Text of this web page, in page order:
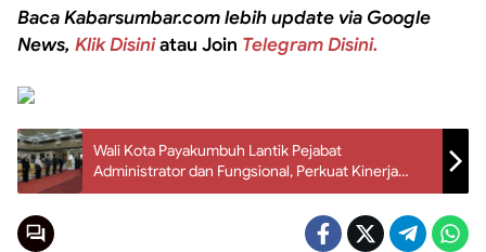
Baca Kabarsumbar.com lebih update via Google
News, Klik Disiniatau Join Telegram Disini.
Wali Kota Payakumbuh Lantik Pejabat
Administrator dan Fungsional, Perkuat Kinerja
Pelayanan Publik Berbasis Talenta ASN